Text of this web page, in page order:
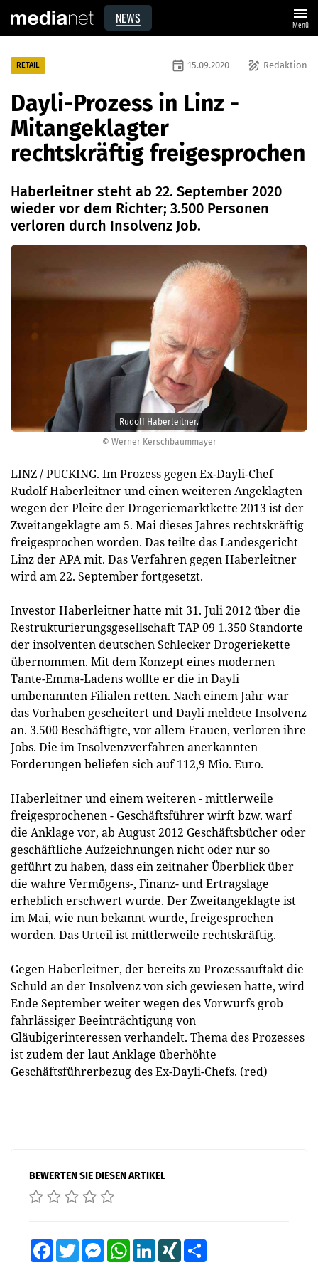
NEWS menu
Menü
© Werner Kerschbaummayer
Rudolf Haberleitner.
RETAIL draw Redaktion
event 15.09.2020
Dayli-Prozess in Linz -
Mitangeklagter
rechtskräftig freigesprochen
Haberleitner steht ab 22. September 2020
wieder vor dem Richter; 3.500 Personen
verloren durch Insolvenz Job.
LINZ / PUCKING. Im Prozess gegen Ex-Dayli-Chef
Rudolf Haberleitner und einen weiteren Angeklagten
wegen der Pleite der Drogeriemarktkette 2013 ist der
Zweitangeklagte am 5. Mai dieses Jahres rechtskräftig
freigesprochen worden. Das teilte das Landesgericht
Linz der APA mit. Das Verfahren gegen Haberleitner
wird am 22. September fortgesetzt.
Investor Haberleitner hatte mit 31. Juli 2012 über die
Restrukturierungsgesellschaft TAP 09 1.350 Standorte
der insolventen deutschen Schlecker Drogeriekette
übernommen. Mit dem Konzept eines modernen
Tante-Emma-Ladens wollte er die in Dayli
umbenannten Filialen retten. Nach einem Jahr war
das Vorhaben gescheitert und Dayli meldete Insolvenz
an. 3.500 Beschäftigte, vor allem Frauen, verloren ihre
Jobs. Die im Insolvenzverfahren anerkannten
Forderungen beliefen sich auf 112,9 Mio. Euro.
Haberleitner und einem weiteren - mittlerweile
freigesprochenen - Geschäftsführer wirft bzw. warf
die Anklage vor, ab August 2012 Geschäftsbücher oder
geschäftliche Aufzeichnungen nicht oder nur so
geführt zu haben, dass ein zeitnaher Überblick über
die wahre Vermögens-, Finanz- und Ertragslage
erheblich erschwert wurde. Der Zweitangeklagte ist
im Mai, wie nun bekannt wurde, freigesprochen
worden. Das Urteil ist mittlerweile rechtskräftig.
Gegen Haberleitner, der bereits zu Prozessauftakt die
Schuld an der Insolvenz von sich gewiesen hatte, wird
Ende September weiter wegen des Vorwurfs grob
fahrlässiger Beeinträchtigung von
Gläubigerinteressen verhandelt. Thema des Prozesses
ist zudem der laut Anklage überhöhte
Geschäftsführerbezug des Ex-Dayli-Chefs. (red)
BEWERTEN SIE DIESEN ARTIKEL
FacebookTwitter MessengerWhatsAppLinkedInXING